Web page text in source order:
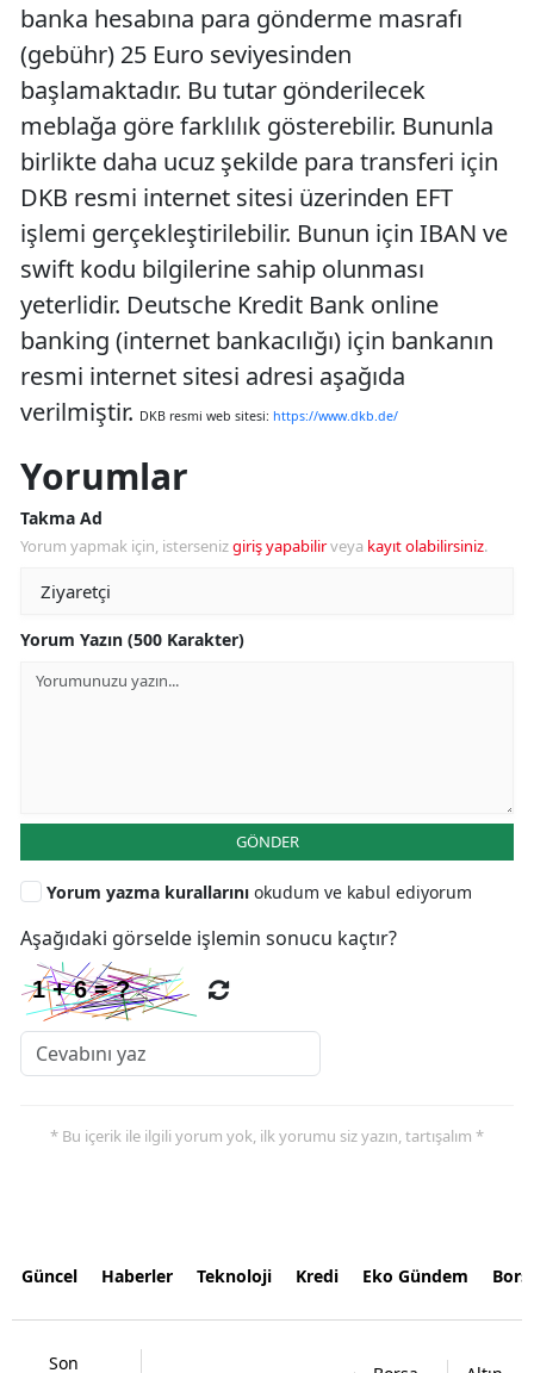
banka hesabına para gönderme masrafı
(gebühr) 25 Euro seviyesinden
başlamaktadır. Bu tutar gönderilecek
meblağa göre farklılık gösterebilir. Bununla
birlikte daha ucuz şekilde para transferi için
DKB resmi internet sitesi üzerinden EFT
işlemi gerçekleştirilebilir. Bunun için IBAN ve
swift kodu bilgilerine sahip olunması
yeterlidir. Deutsche Kredit Bank online
banking (internet bankacılığı) için bankanın
resmi internet sitesi adresi aşağıda
verilmiştir. DKB resmi web sitesi: https://www.dkb.de/
Yorumlar
Takma Ad
Yorum yapmak için, istersenizgiriş yapabilirveya kayıt olabilirsiniz.
Yorum Yazın (500 Karakter)
GÖNDER
Yorum yazma kurallarını okudum ve kabul ediyorum
Aşağıdaki görselde işlemin sonucu kaçtır?
* Bu içerik ile ilgili yorum yok, ilk yorumu siz yazın, tartışalım *
Güncel Haberler Teknoloji Kredi Eko Gündem
Son